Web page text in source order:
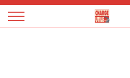
Magazine
Panneau de gestion des cookies